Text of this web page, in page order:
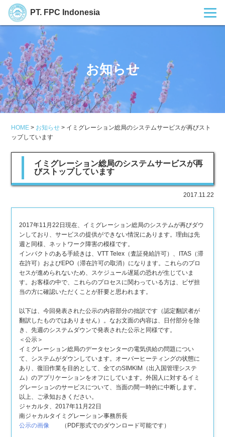
PT. FPC Indonesia
お知らせ
HOME > お知らせ > イミグレーション総局のシステムサービスが再びスト
ップしています
イミグレーション総局のシステムサービスが再
びストップしています
2017.11.22
2017年11月22日現在、イミグレーション総局のシステムが再びダウ
ンしており、サービスの提供ができない情況にあります。理由は先
週と同様、ネットワーク障害の模様です。
インパクトのある手続きは、VTT Telex（査証発給許可）、ITAS（滞
在許可）およびEPO（滞在許可の取消）になります。これらのプロ
セスが進められないため、スケジュール遅延の恐れが生じていま
す。お客様の中で、これらのプロセスに関わっている方は、ビザ担
当の方に確認いただくことが肝要と思われます。
以下は、今回発表された公示の内容部分の拙訳です（認定翻訳者が
翻訳したものではありません）。なお文面の内容は、日付部分を除
き、先週のシステムダウンで発表された公示と同様です。
＜公示＞
イミグレーション総局のデータセンターの電気供給の問題につい
て、システムがダウンしています。オーバーヒーティングの状態に
あり、復旧作業を目的として、全てのSIMKIM（出入国管理システ
ム）のアプリケーションをオフにしています。外国人に対するイミ
グレーションのサービスについて、当面の間一時的に中断します。
以上、ご承知おきください。
ジャカルタ、2017年11月22日
南ジャカルタイミグレーション事務所長
公示の画像 （PDF形式でのダウンロード可能です）